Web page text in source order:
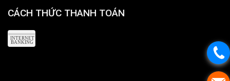
CÁCH THỨC THANH TOÁN